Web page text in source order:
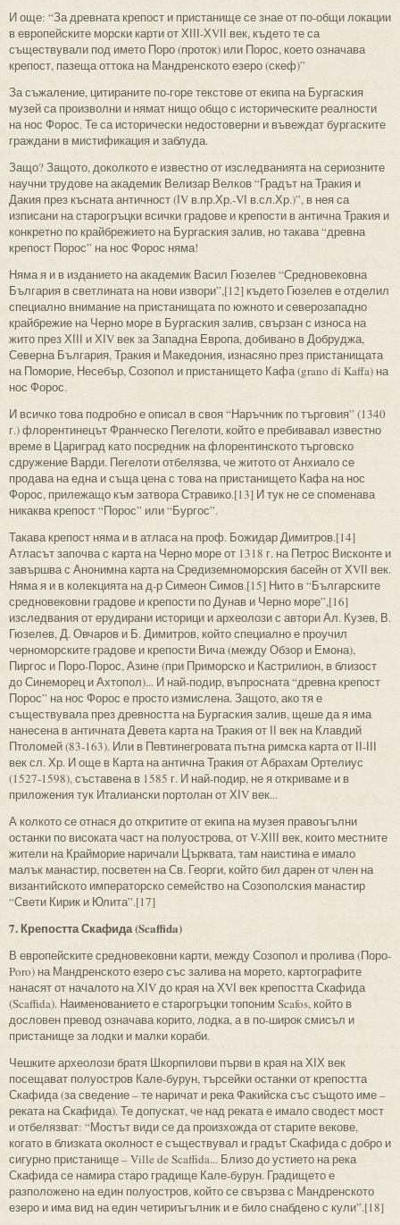
И още: “За древната крепост и пристанище се знае от по-общи локации
в европейските морски карти от ХІІІ-ХVІІ век, където те са
съществували под името Поро (проток) или Порос, което означава
крепост, пазеща оттока на Мандренското езеро (скеф)”
За съжаление, цитираните по-горе текстове от екипа на Бургаския
музей са произволни и нямат нищо общо с историческите реалности
на нос Форос. Те са исторически недостоверни и въвеждат бургаските
граждани в мистификация и заблуда.
Защо? Защото, доколкото е известно от изследванията на сериозните
научни трудове на академик Велизар Велков “Градът на Тракия и
Дакия през късната античност (ІV в.пр.Хр.-VІ в.сл.Хр.)”, в нея са
изписани на старогръцки всички градове и крепости в антична Тракия и
конкретно по крайбрежието на Бургаския залив, но такава “древна
крепост Порос” на нос Форос няма!
Няма я и в изданието на академик Васил Гюзелев “Средновековна
България в светлината на нови извори”,[12] където Гюзелев е отделил
специално внимание на пристанищата по южното и северозападно
крайбрежие на Черно море в Бургаския залив, свързан с износа на
жито през ХІІІ и ХІV век за Западна Европа, добивано в Добруджа,
Северна България, Тракия и Македония, изнасяно през пристанищата
на Поморие, Несебър, Созопол и пристанището Кафа (grano di Kaffa) на
нос Форос.
И всичко това подробно е описал в своя “Наръчник по търговия” (1340
г.) флорентинецът Франческо Пегелоти, който е пребивавал известно
време в Цариград като посредник на флорентинското търговско
сдружение Варди. Пегелоти отбелязва, че житото от Анхиало се
продава на една и съща цена с това на пристанището Кафа на нос
Форос, прилежащо към затвора Стравико.[13] И тук не се споменава
никаква крепост “Порос” или “Бургос”.
Такава крепост няма и в атласа на проф. Божидар Димитров.[14]
Атласът започва с карта на Черно море от 1318 г. на Петрос Висконте и
завършва с Анонимна карта на Средиземноморския басейн от ХVІІ век.
Няма я и в колекцията на д-р Симеон Симов.[15] Нито в “Българските
средновековни градове и крепости по Дунав и Черно море”,[16]
изследвания от ерудирани историци и археолози с автори Ал. Кузев, В.
Гюзелев, Д. Овчаров и Б. Димитров, който специално е проучил
черноморските градове и крепости Вича (между Обзор и Емона),
Пиргос и Поро-Порос, Азине (при Приморско и Кастрилион, в близост
до Синеморец и Ахтопол)... И най-подир, въпросната “древна крепост
Порос” на нос Форос е просто измислена. Защото, ако тя е
съществувала през древността на Бургаския залив, щеше да я има
нанесена в античната Девета карта на Тракия от ІІ век на Клавдий
Птоломей (83-163). Или в Певтинегровата пътна римска карта от ІІ-ІІІ
век сл. Хр. И още в Карта на антична Тракия от Абрахам Ортелиус
(1527-1598), съставена в 1585 г. И най-подир, не я откриваме и в
приложения тук Италиански портолан от ХІV век...
А колкото се отнася до откритите от екипа на музея правоъгълни
останки по високата част на полуострова, от V-ХІІІ век, които местните
жители на Крайморие наричали Църквата, там наистина е имало
малък манастир, посветен на Св. Георги, който бил дарен от член на
византийското императорско семейство на Созополския манастир
“Свети Кирик и Юлита”.[17]
7. Крепостта Скафида (Scaffida)
В европейските средновековни карти, между Созопол и пролива (Поро-
Poro) на Мандренското езеро със залива на морето, картографите
нанасят от началото на ХІV до края на ХVІ век крепостта Скафида
(Scaffida). Наименованието е старогръцки топоним Scafos, който в
дословен превод означава корито, лодка, а в по-широк смисъл и
пристанище за лодки и малки кораби.
Чешките археолози братя Шкорпилови първи в края на ХІХ век
посещават полуостров Кале-бурун, търсейки останки от крепостта
Скафида (за сведение – те наричат и река Факийска със същото име –
реката на Скафида). Те допускат, че над реката е имало сводест мост
и отбелязват: “Мостът види се да произхожда от старите векове,
когато в близката околност е съществувал и градът Скафида с добро и
сигурно пристанище – Ville de Scaffida... Близо до устието на река
Скафида се намира старо градище Кале-бурун. Градището е
разположено на един полуостров, който се свързва с Мандренското
езеро и има вид на един четириъгълник и е било снабдено с кули”.[18]